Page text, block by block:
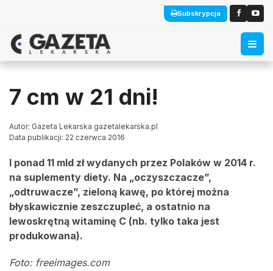
Subskrypcja
7 cm w 21 dni!
Autor: Gazeta Lekarska gazetalekarska.pl
Data publikacji: 22 czerwca 2016
I ponad 11 mld zł wydanych przez Polaków w 2014 r.
na suplementy diety. Na „oczyszczacze”,
„odtruwacze”, zieloną kawę, po której można
błyskawicznie zeszczupleć, a ostatnio na
lewoskrętną witaminę C (nb. tylko taka jest
produkowana).
Foto: freeimages.com